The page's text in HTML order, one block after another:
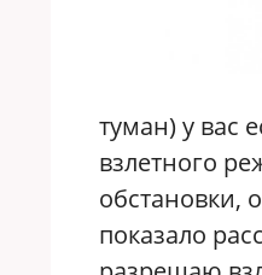
туман) у вас
взлетного
обстановки,
показало